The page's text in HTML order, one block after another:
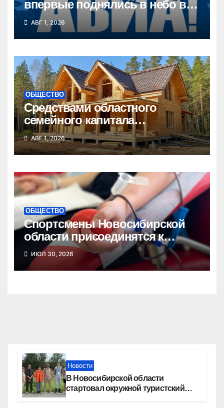
впервые поднялись в небо в
Новосибирской области
АВГ 1, 2026
ОБЩЕСТВО
Средствами областного
семейного капитала
воспользовались почти 50
тысяч семей
АВГ 1, 2026
ОБЩЕСТВО
Спортсмены Новосибирской
области присоединятся к
донорской акции
ИЮЛ 30, 2026
Новости
В Новосибирской области
стартовал окружной туристский